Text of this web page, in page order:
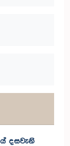
දසවැනි